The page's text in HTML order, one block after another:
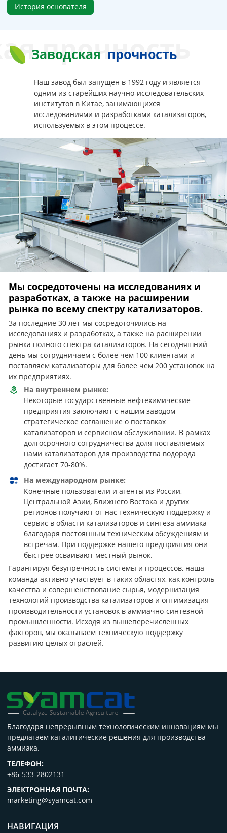
История основателя
Заводская прочность
прочность
Наш завод был запущен в 1992 году и является
одним из старейших научно-исследовательских
институтов в Китае, занимающихся
исследованиями и разработками катализаторов,
используемых в этом процессе.
Мы сосредоточены на исследованиях и
разработках, а также на расширении
рынка по всему спектру катализаторов.
За последние 30 лет мы сосредоточились на
исследованиях и разработках, а также на расширении
рынка полного спектра катализаторов. На сегодняшний
день мы сотрудничаем с более чем 100 клиентами и
поставляем катализаторы для более чем 200 установок на
их предприятиях.
На внутреннем рынке:
Некоторые государственные нефтехимические
предприятия заключают с нашим заводом
стратегическое соглашение о поставках
катализаторов и сервисном обслуживании. В рамках
долгосрочного сотрудничества доля поставляемых
нами катализаторов для производства водорода
достигает 70-80%.
На международном рынке:
Конечные пользователи и агенты из России,
Центральной Азии, Ближнего Востока и других
регионов получают от нас техническую поддержку и
сервис в области катализаторов и синтеза аммиака
благодаря постоянным техническим обсуждениям и
встречам. При поддержке нашего предприятия они
быстрее осваивают местный рынок.
Гарантируя безупречность системы и процессов, наша
команда активно участвует в таких областях, как контроль
качества и совершенствование сырья, модернизация
технологий производства катализаторов и оптимизация
производительности установок в аммиачно-синтезной
промышленности. Исходя из вышеперечисленных
факторов, мы оказываем техническую поддержку
развитию целых отраслей.
Благодаря непрерывным технологическим инновациям мы
предлагаем каталитические решения для производства
аммиака.
ТЕЛЕФОН:
+86-533-2802131
ЭЛЕКТРОННАЯ ПОЧТА:
marketing@syamcat.com
НАВИГАЦИЯ